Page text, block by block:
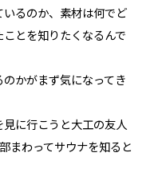
るのか、素材は何でど
とを知りたくなるんで
かがまず気になってき
に行こうと大工の友人
まわってサウナを知ると